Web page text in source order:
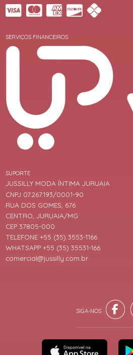
SERVIÇOS FINANCEIROS
SUPORTE
JUSSILLY MODA ÍNTIMA JURUAIA
CNPJ 07.267.193/0001-90
RUA DOS GOMES, 676
CENTRO, JURUAIA/MG
CEP 37805-000
TELEFONE +55 (35) 3553-1166
WHATSAPP +55 (35) 35531-166
comercial@jussilly.com.br